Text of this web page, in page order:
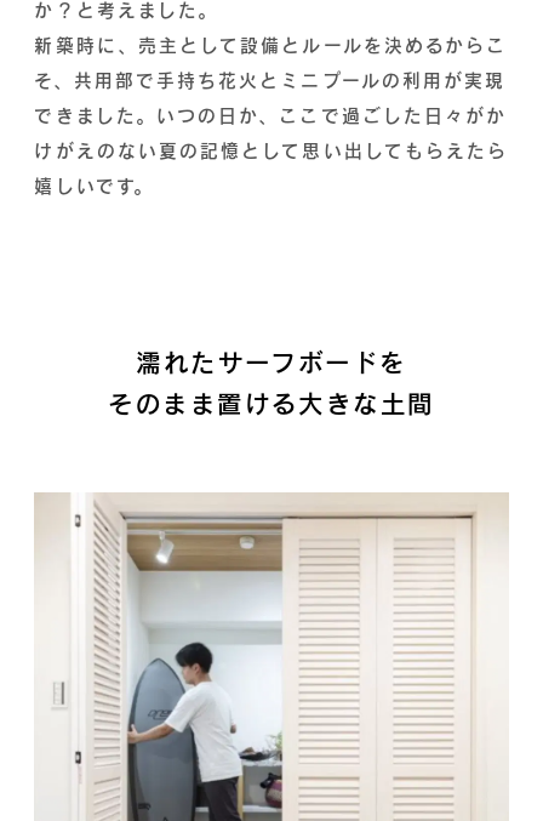
か？と考えました。
新築時に、売主として設備とルールを決めるからこ
そ、共用部で手持ち花火とミニプールの利用が実現
できました。いつの日か、ここで過ごした日々がか
けがえのない夏の記憶として思い出してもらえたら
嬉しいです。
濡れたサーフボードを
そのまま置ける大きな土間